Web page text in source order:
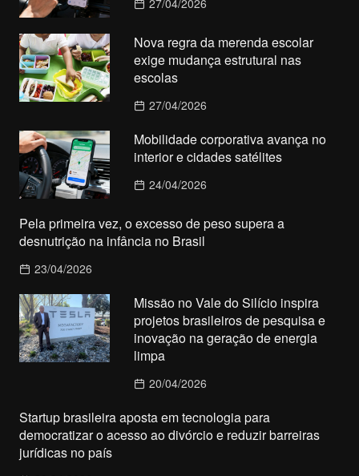
27/04/2026
Nova regra da merenda escolar
exige mudança estrutural nas
escolas
27/04/2026
Mobilidade corporativa avança no
interior e cidades satélites
24/04/2026
Pela primeira vez, o excesso de peso supera a
desnutrição na infância no Brasil
23/04/2026
Missão no Vale do Silício inspira
projetos brasileiros de pesquisa e
inovação na geração de energia
limpa
20/04/2026
Startup brasileira aposta em tecnologia para
democratizar o acesso ao divórcio e reduzir barreiras
jurídicas no país